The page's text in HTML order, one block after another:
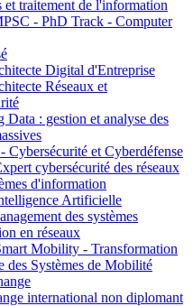
et traitement de l'information
- PhD Track - Computer
Digital d'Entreprise
Réseaux et
: gestion et analyse des
Cybersécurité et Cyberdéfense
cybersécurité des réseaux
d'information
Artificielle
des systèmes
en réseaux
Mobility - Transformation
des Systèmes de Mobilité
international non diplomant